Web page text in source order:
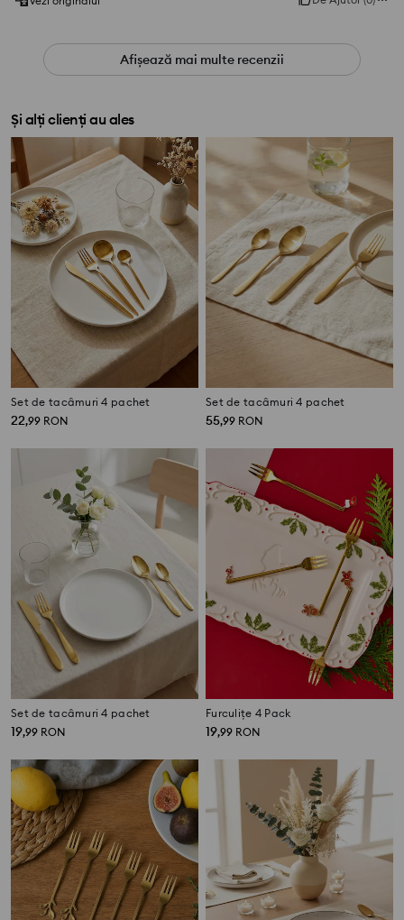
Afișează mai multe recenzii
Și alți clienți au ales
Set de tacâmuri 4 pachet
22,99 RON
Set de tacâmuri 4 pachet
55,99 RON
Set de tacâmuri 4 pachet
19,99 RON
Furculițe 4 Pack
19,99 RON